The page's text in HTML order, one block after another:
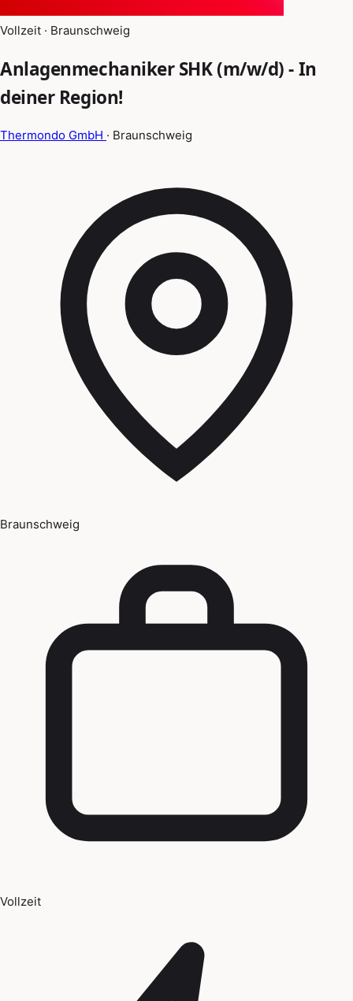
Vollzeit · Braunschweig
Anlagenmechaniker SHK (m/w/d) - In
deiner Region!
Thermondo GmbH · Braunschweig
Braunschweig
Vollzeit